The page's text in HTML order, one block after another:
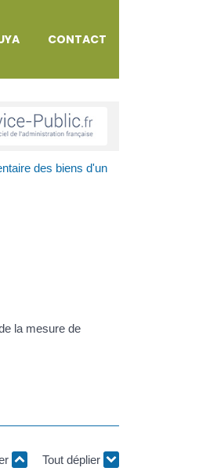
CONTACT
des biens d'un
la mesure de
Tout déplier